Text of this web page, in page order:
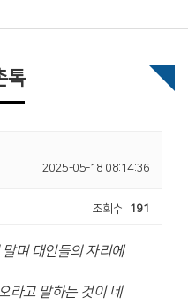
톡
2025-05-18 08:14:36
조회수 191
며 대인들의 자리에
라고 말하는 것이 네